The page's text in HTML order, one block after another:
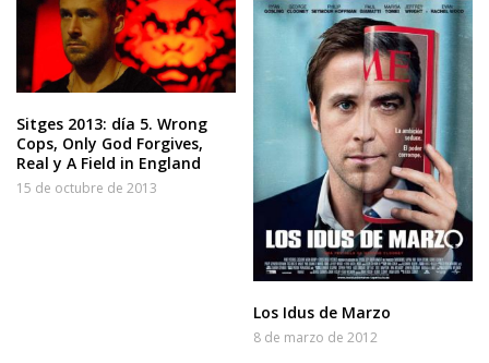
Sitges 2013: día 5. Wrong
Cops, Only God Forgives,
Real y A Field in England
15 de octubre de 2013
Los Idus de Marzo
8 de marzo de 2012